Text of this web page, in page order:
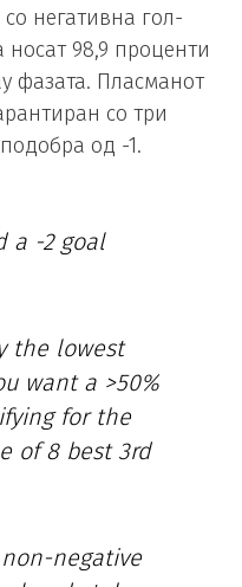
негативна гол-
98,9 проценти
фазата. Пласманот
со три
од -1.
a -2 goal
the lowest
want a >50%
for the
of 8 best 3rd
negative